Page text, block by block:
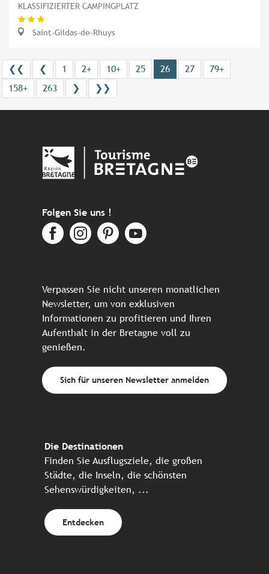
KLASSIFIZIERTER CAMPINGPLATZ
Saint-Gildas-de-Rhuys
❮❮ ❮ 1 2+ 10+ 25 26 27
79+
158+
263 ❯ ❯❯
Folgen Sie uns !
Verpassen Sie nicht unseren monatlichen
Newsletter, um von exklusiven
Informationen zu profitieren und Ihren
Aufenthalt in der Bretagne voll zu
genießen.
Sich für unseren Newsletter anmelden
Die Destinationen
Finden Sie Ausflugsziele, die großen
Städte, die Inseln, die schönsten
Sehenswürdigkeiten, ...
Entdecken